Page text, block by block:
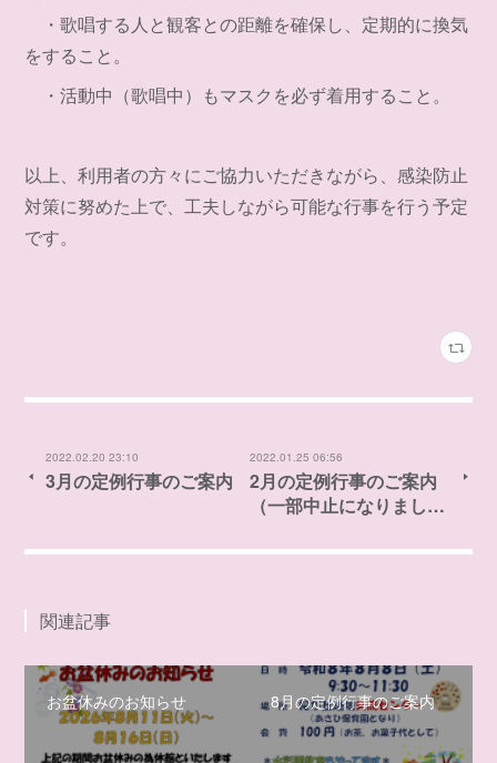
・歌唱する人と観客との距離を確保し、定期的に換気
をすること。
・活動中（歌唱中）もマスクを必ず着用すること。
以上、利用者の方々にご協力いただきながら、感染防止
対策に努めた上で、工夫しながら可能な行事を行う予定
です。
2022.02.20 23:10
3月の定例行事のご案内
2022.01.25 06:56
2月の定例行事のご案内
（一部中止になりまし…
関連記事
お盆休みのお知らせ 8月の定例行事のご案内